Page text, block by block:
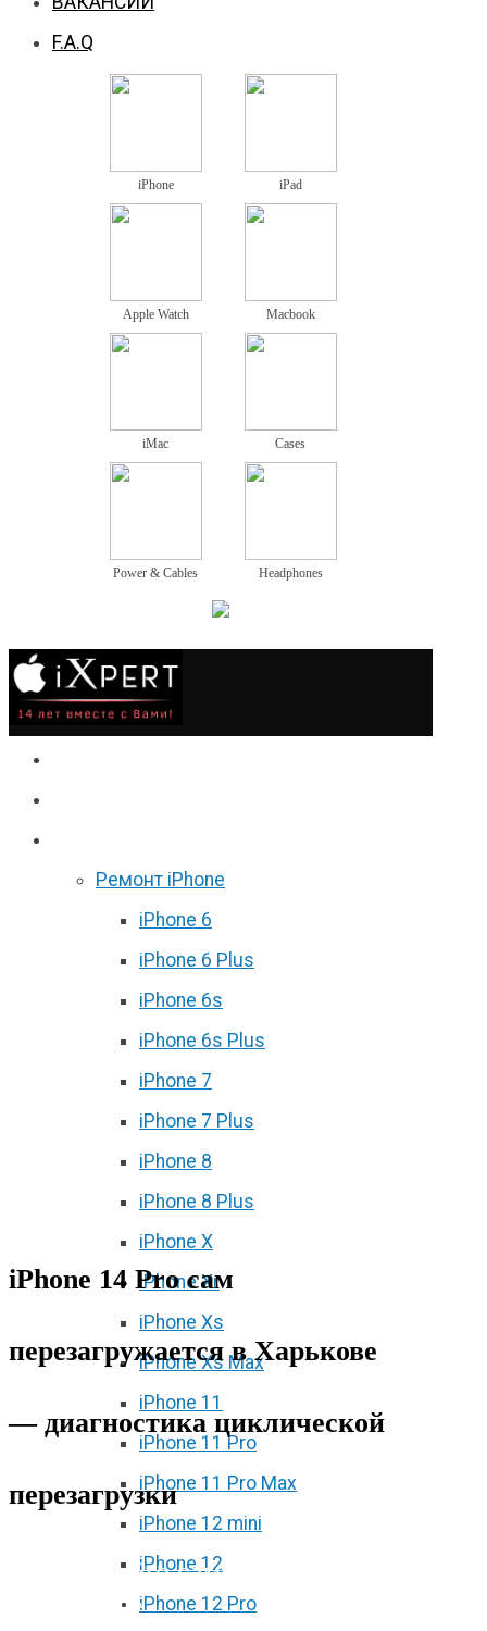
F.A.Q
iPhone iPad
Apple Watch Macbook
iMac Cases
Power & Cables Headphones
Ремонт iPhone
iPhone 6
iPhone 6 Plus
iPhone 6s
iPhone 6s Plus
iPhone 7
iPhone 7 Plus
iPhone 8
iPhone 8 Plus
iPhone X
iPhone Xr
iPhone Xs
iPhone Xs Max
iPhone 11
iPhone 11 Pro
iPhone 11 Pro Max
iPhone 12 mini
iPhone 12
iPhone 12 Pro
iPhone 14 Pro сам
перезагружается в Харькове
— диагностика циклической
перезагрузки
iPhone 14 Pro сам перезагружается
в Харькове